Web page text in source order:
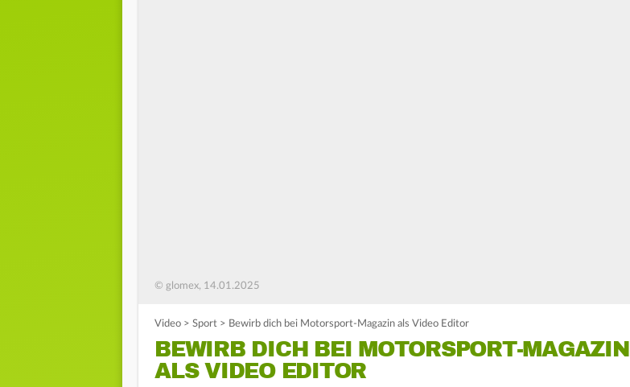
© glomex, 14.01.2025
Video > Sport > Bewirb dich bei Motorsport-Magazin als Video Editor
BEWIRB DICH BEI MOTORSPORT-MAGAZIN
ALS VIDEO EDITOR